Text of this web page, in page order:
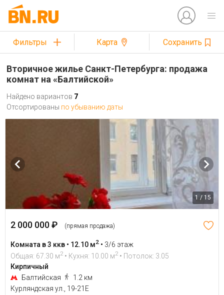
Фильтры Карта Сохранить
Вторичное жилье Санкт-Петербурга: продажа
комнат на «Балтийской»
Найдено вариантов 7
Отсортированы по убыванию даты
1 / 15
2 000 000 ₽ (прямая продажа)
Комната в 3 ккв • 12.10 м2 • 3/6 этаж
Общая: 67.30 м2 • Кухня: 10.00 м2 • Потолок: 3.05
Кирпичный
Балтийская
1.2 км
Курляндская ул., 19-21Е